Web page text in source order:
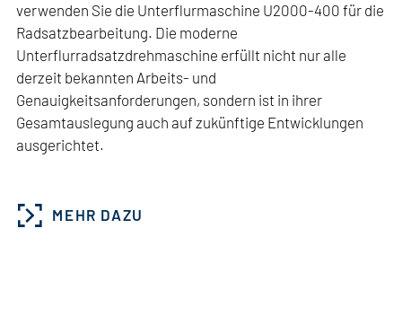
verwenden Sie die Unterflurmaschine U2000-400 für die
Radsatzbearbeitung. Die moderne
Unterflurradsatzdrehmaschine erfüllt nicht nur alle
derzeit bekannten Arbeits- und
Genauigkeitsanforderungen, sondern ist in ihrer
Gesamtauslegung auch auf zukünftige Entwicklungen
ausgerichtet.
MEHR DAZU